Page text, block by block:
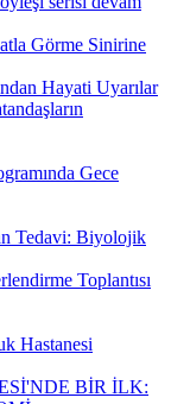
Görme Sinirine
Hayati Uyarılar
Gece
Tedavi: Biyolojik
Toplantısı
Hastanesi
BİR İLK: